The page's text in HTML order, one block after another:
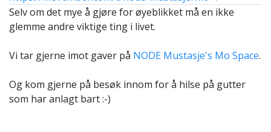
Selv om det mye å gjøre for øyeblikket må en ikke
glemme andre viktige ting i livet.
Vi tar gjerne imot gaver på NODE Mustasje's Mo Space.
Og kom gjerne på besøk innom for å hilse på gutter
som har anlagt bart :-)